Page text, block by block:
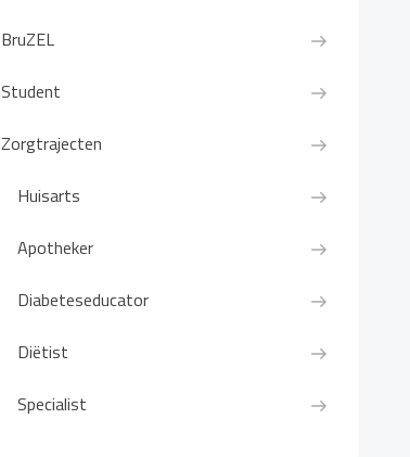
BruZEL
Student
Zorgtrajecten
Huisarts
Apotheker
Diabeteseducator
Diëtist
Specialist